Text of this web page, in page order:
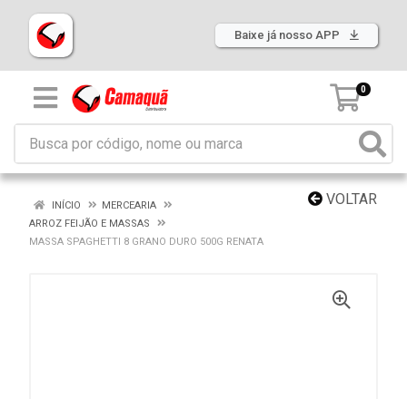
Baixe já nosso APP
0
VOLTAR
INÍCIO
MERCEARIA
ARROZ FEIJÃO E MASSAS
MASSA SPAGHETTI 8 GRANO DURO 500G RENATA